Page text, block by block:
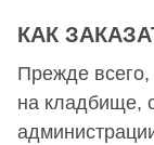
КАК
Прежде всего,
на кладбище,